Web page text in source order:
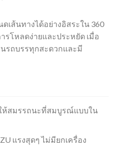
เส้นทางได้อย่างอิสระใน 360
รโหลดง่ายและประหยัด เมื่อ
นรถบรรทุกสะดวกและมี
ให้สมรรถนะที่สมบูรณ์แบบใน
แรงสุดๆ ไม่มียกเครื่อง